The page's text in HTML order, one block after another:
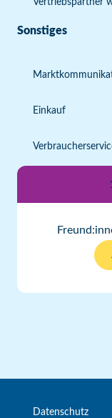
Vertriebspartner
Sonstiges
Einkauf
Datenschutz